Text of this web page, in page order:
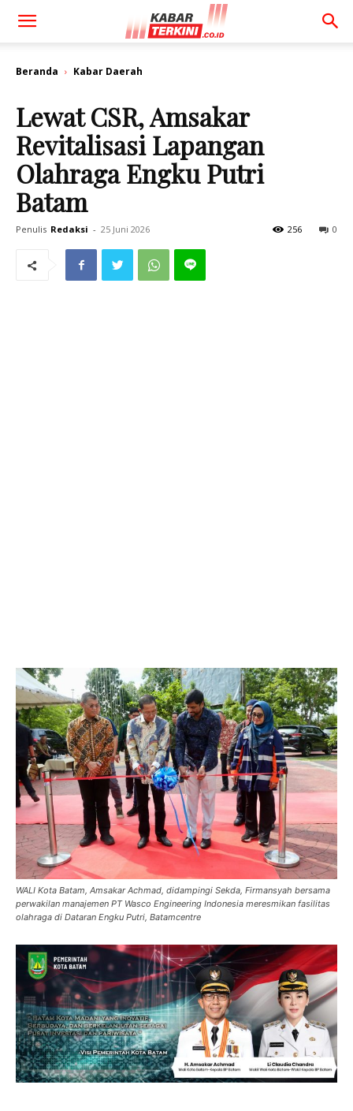
Beranda Kabar Daerah
Lewat CSR, Amsakar
Revitalisasi Lapangan
Olahraga Engku Putri
Batam
Penulis Redaksi - 25 Juni 2026 0
256
WALI Kota Batam, Amsakar Achmad, didampingi Sekda, Firmansyah bersama
perwakilan manajemen PT Wasco Engineering Indonesia meresmikan fasilitas
olahraga di Dataran Engku Putri, Batamcentre